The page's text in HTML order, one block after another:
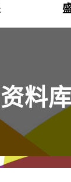
湾区
料库